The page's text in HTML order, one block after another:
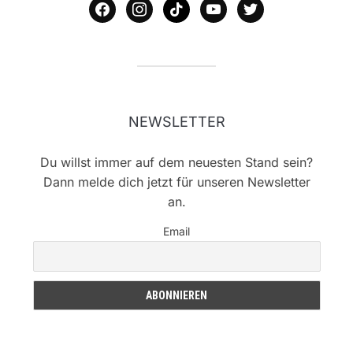
facebookinstagram
tiktok youtubetwitter
NEWSLETTER
Du willst immer auf dem neuesten Stand sein?
Dann melde dich jetzt für unseren Newsletter
an.
Email